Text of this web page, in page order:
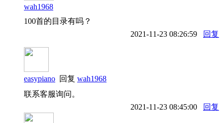
wah1968
100首的目录有吗？
2021-11-23 08:26:59
回复
easypiano 回复 wah1968
联系客服询问。
2021-11-23 08:45:00
回复